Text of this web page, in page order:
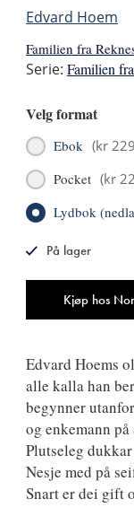
Edvard Hoem
Familien fra
Serie: Familien
Velg format
Ebok (kr 229
Pocket (kr
Lydbok
Kjøp hos
På lager
Edvard Hoems
alle kalla han
begynner
og enkemann på
Plutseleg
Nesje med på
Snart er dei gift